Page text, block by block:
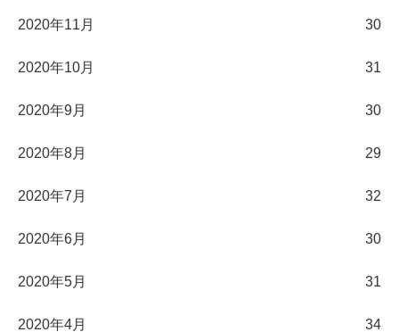
2020年11月 30
2020年10月 31
2020年9月 30
2020年8月 29
2020年7月 32
2020年6月 30
2020年5月 31
2020年4月 34